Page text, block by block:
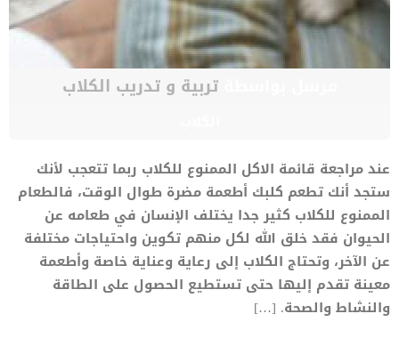
مرسل بواسطةتربية و تدريب الكلاب
عند مراجعة قائمة الاكل الممنوع للكلاب ربما تتعجب لأنك
ستجد أنك تطعم كلبك أطعمة مضرة طوال الوقت، فالطعام
الممنوع للكلاب كثير جدا يختلف الإنسان في طعامه عن
الحيوان فقد خلق الله لكل منهم تكوين واحتياجات مختلفة
عن الآخر، وتحتاج الكلاب إلى رعاية وعناية خاصة وأطعمة
معينة تقدم إليها حتى تستطيع الحصول على الطاقة
والنشاط والصحة. […]